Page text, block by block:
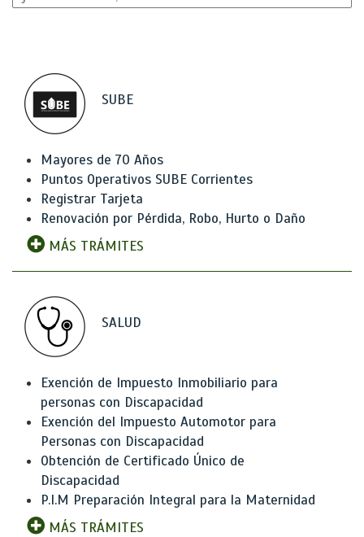
SUBE
Mayores de 70 Años
Puntos Operativos SUBE Corrientes
Registrar Tarjeta
Renovación por Pérdida, Robo, Hurto o Daño
MÁS TRÁMITES
SALUD
Exención de Impuesto Inmobiliario para
personas con Discapacidad
Exención del Impuesto Automotor para
Personas con Discapacidad
Obtención de Certificado Único de
Discapacidad
P.I.M Preparación Integral para la Maternidad
MÁS TRÁMITES